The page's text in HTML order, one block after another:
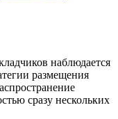
наблюдается
размещения
сразу нескольких